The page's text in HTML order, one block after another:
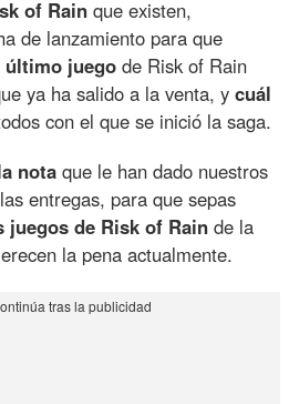
of Rain que existen,
de lanzamiento para que
último juego de Risk of Rain
ya ha salido a la venta, ycuál
con el que se inició la saga.
nota que le han dado nuestros
entregas, para que sepas
juegos de Risk of Rain de la
la pena actualmente.